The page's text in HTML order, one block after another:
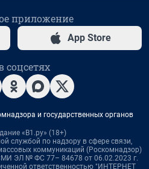
приложение
App Store
и государственных органов
«В1.ру» (18+)
службой по надзору в сфере связи,
коммуникаций (Роскомнадзор)
ЭЛ № ФС 77– 84678 от 06.02.2023 г.
ответственностью "ИНТЕРНЕТ